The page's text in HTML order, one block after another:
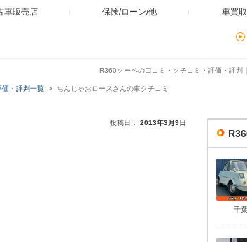
車販売店 保険/ローン/他 車買取
R360クーペの口コミ・クチコミ・評価・評判
・評判一覧 ちんじゃおロースさんの車クチコミ
投稿日： 2013年3月9日
千